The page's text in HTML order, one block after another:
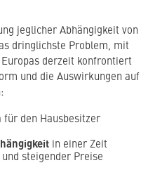
jeglicher Abhängigkeit von
dringlichste Problem, mit
derzeit konfrontiert
und die Auswirkungen auf
für den Hausbesitzer
in einer Zeit
steigender Preise